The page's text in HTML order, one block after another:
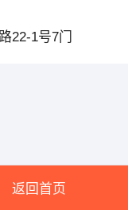
22-1号7门
返回首页